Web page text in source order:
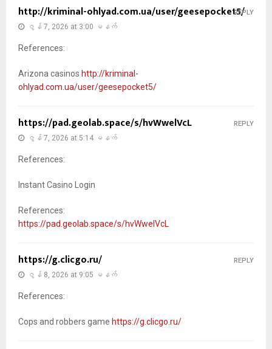
http://kriminal-ohlyad.com.ua/user/geesepocket5/
ဇွန် 7, 2026 at 3:00 မနက်
References:
Arizona casinos http://kriminal-
ohlyad.com.ua/user/geesepocket5/
REPLY
https://pad.geolab.space/s/hvWwelVcL
ဇွန် 7, 2026 at 5:14 မနက်
References:
Instant Casino Login
References:
https://pad.geolab.space/s/hvWwelVcL
REPLY
https://g.clicgo.ru/
ဇွန် 8, 2026 at 9:05 မနက်
References:
Cops and robbers game https://g.clicgo.ru/
REPLY